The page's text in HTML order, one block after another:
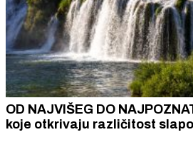
OD NAJVIŠEG DO
koje otkrivaju različitost